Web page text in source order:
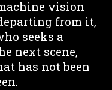
vision
from it,
seeks a
next scene,
has not been